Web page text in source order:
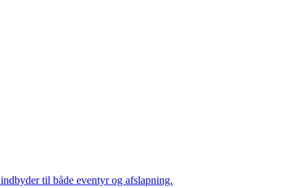
til både eventyr og afslapning.